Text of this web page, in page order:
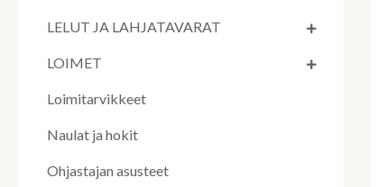
LELUT JA LAHJATAVARAT
LOIMET
Loimitarvikkeet
Naulat ja hokit
Ohjastajan asusteet